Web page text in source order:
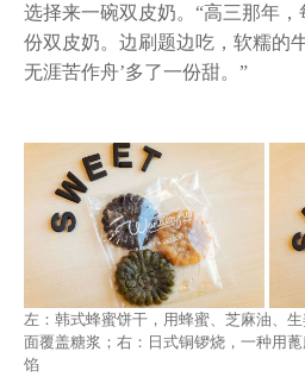
选择来一碗双皮奶。“高三那年
份双皮奶。边刷题边吃，软糯的
无涯苦作舟’多了一份甜。”
左：韩式蜂蜜饼干，用蜂蜜、芝麻油、
面覆盖糖浆；右：日式铜锣烧，一种用
馅